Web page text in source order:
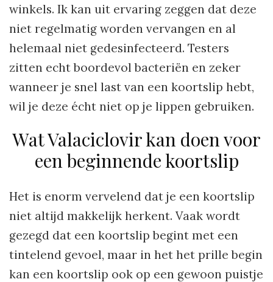
winkels. Ik kan uit ervaring zeggen dat deze
niet regelmatig worden vervangen en al
helemaal niet gedesinfecteerd. Testers
zitten echt boordevol bacteriën en zeker
wanneer je snel last van een koortslip hebt,
wil je deze écht niet op je lippen gebruiken.
Wat Valaciclovir kan doen voor
een beginnende koortslip
Het is enorm vervelend dat je een koortslip
niet altijd makkelijk herkent. Vaak wordt
gezegd dat een koortslip begint met een
tintelend gevoel, maar in het het prille begin
kan een koortslip ook op een gewoon puistje